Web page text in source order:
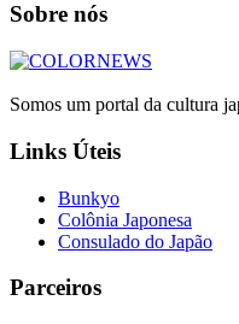
Sobre nós
Somos um portal da cultura
Links Úteis
Bunkyo
Colônia Japonesa
Consulado do Japão
Parceiros